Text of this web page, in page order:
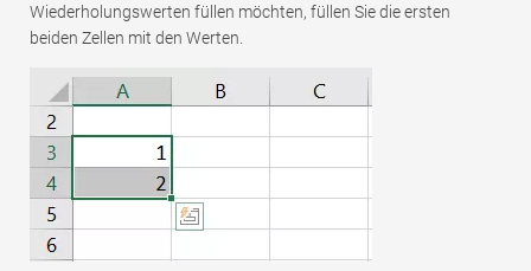
Wiederholungswerten füllen möchten, füllen Sie die ersten
beiden Zellen mit den Werten.